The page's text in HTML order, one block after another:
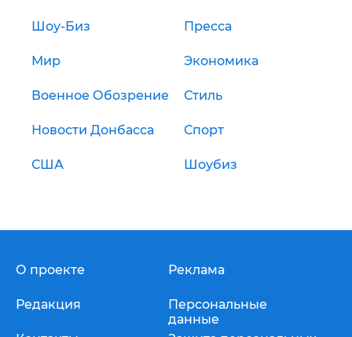
Шоу-Биз Пресса
Мир Экономика
Военное Обозрение Стиль
Новости Донбасса Спорт
США Шоубиз
О проекте
Редакция
Реклама
Персональные
данные